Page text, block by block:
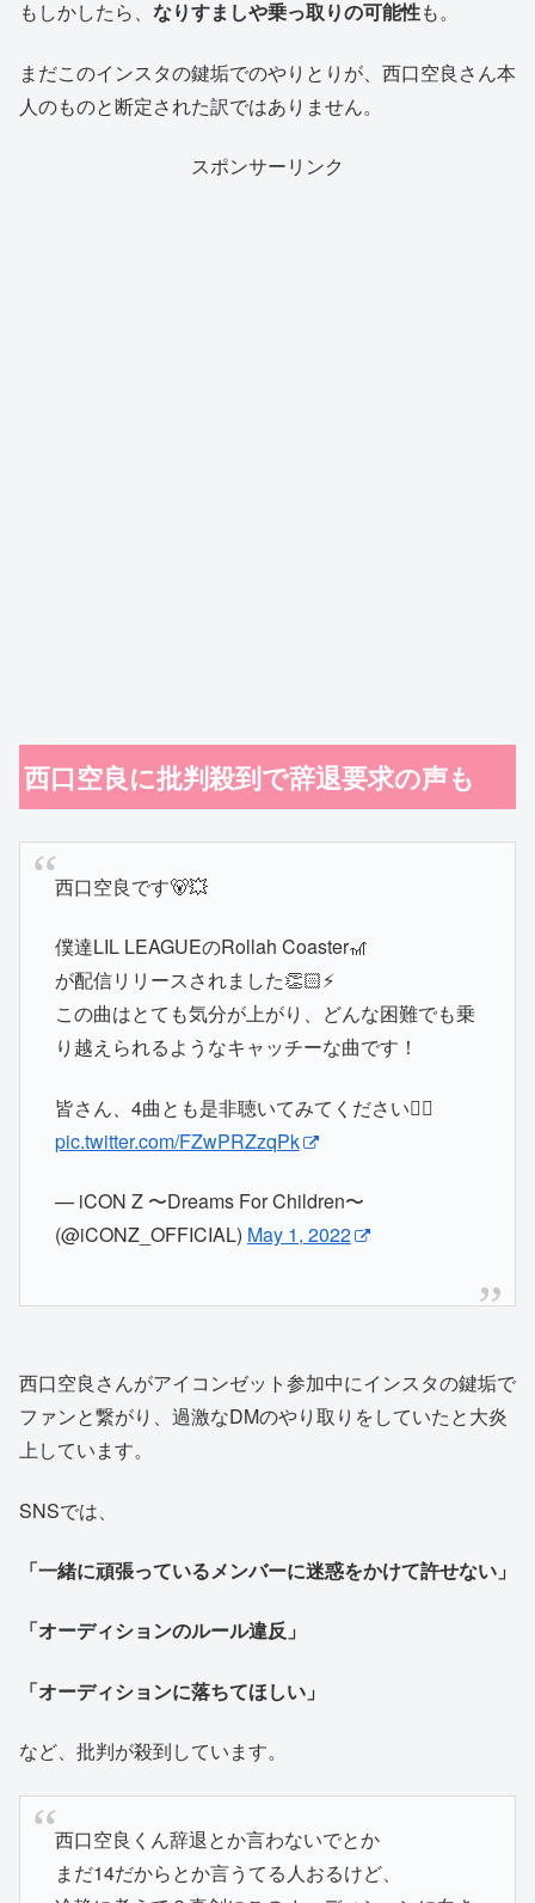
もしかしたら、 なりすましや乗っ取りの可能性も。
まだこのインスタの鍵垢でのやりとりが、西口空良さん本
人のものと断定された訳ではありません。
スポンサーリンク
西口空良に批判殺到で辞退要求の声も
西口空良です🐻💥
僕達LIL LEAGUEのRollah Coaster🎢
が配信リリースされました👏🏻⚡️
この曲はとても気分が上がり、どんな困難でも乗
り越えられるようなキャッチーな曲です！
皆さん、4曲とも是非聴いてみてください✌🏻
pic.twitter.com/FZwPRZzqPk
— iCON Z 〜Dreams For Children〜
(@iCONZ_OFFICIAL) May 1, 2022
西口空良さんがアイコンゼット参加中にインスタの鍵垢で
ファンと繋がり、過激なDMのやり取りをしていたと大炎
上しています。
SNSでは、
「一緒に頑張っているメンバーに迷惑をかけて許せない」
「オーディションのルール違反」
「オーディションに落ちてほしい」
など、批判が殺到しています。
西口空良くん辞退とか言わないでとか
まだ14だからとか言うてる人おるけど、